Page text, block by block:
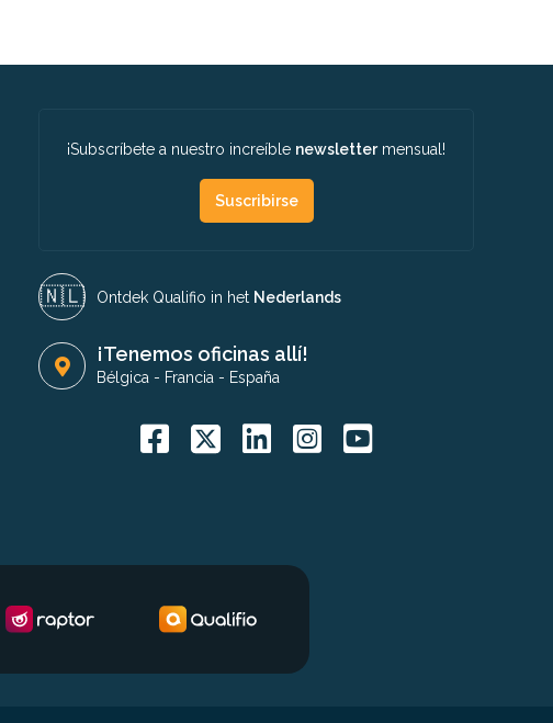
¡Subscríbete a nuestro increíble newslettermensual!
Suscribirse
🇳🇱​ Ontdek Qualifio in het Nederlands
¡Tenemos oficinas allí!
Bélgica - Francia - España